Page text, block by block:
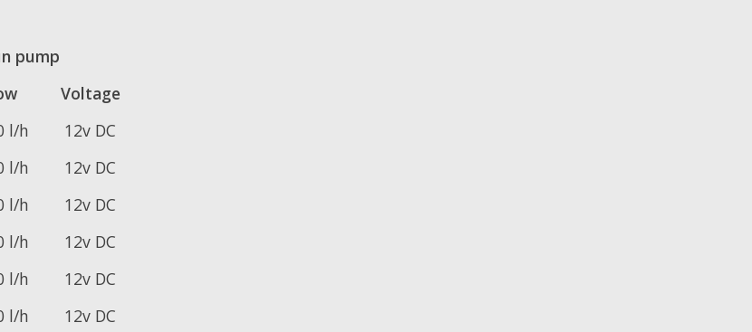
pump
Voltage
l/h
12v DC
l/h
12v DC
l/h
12v DC
l/h
12v DC
l/h
12v DC
l/h 12v DC